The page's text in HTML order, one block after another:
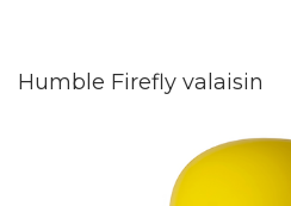
Humble Firefly valaisin